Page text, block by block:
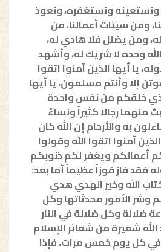
ونستعينه ونستغفره، ونعوذ
ومن سيئات أعمالنا، من
ومن يضلل فلا هادي له،
وحده لا شريك له، وأشهد
يا أيها الذين آمنوا اتقوا
إلا وأنتم مسلمون، يا أيها
خلقكم من نفس واحدة
منهما رجالاً كثيراً ونساءً
به والأرحام إن الله كان
آمنوا اتقوا الله وقولوا
أعمالكم ويغفر لكم ذنوبكم
فقد فاز فوزاً عظيماً أما بعد:
الله وخير الهدي هدي
وشر الأمور محدثاتها وكل
ضلالة وكل ضلالة في النار
الله شعيرة من شعائر الإسلام
في كل يوم خمس مرات، فإذا